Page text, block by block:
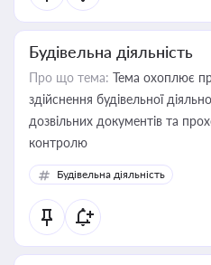
Будівельна діяльність
Про що тема: Тема охоплює
здійснення будівельної
дозвільних документів та
контролю
Будівельна діяльність